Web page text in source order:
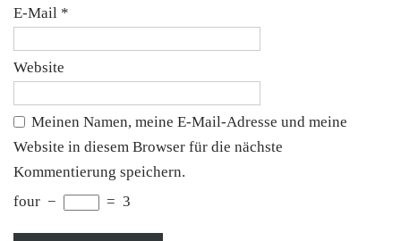
E-Mail *
Website
Meinen Namen, meine E-Mail-Adresse und meine
Website in diesem Browser für die nächste
Kommentierung speichern.
four − = 3